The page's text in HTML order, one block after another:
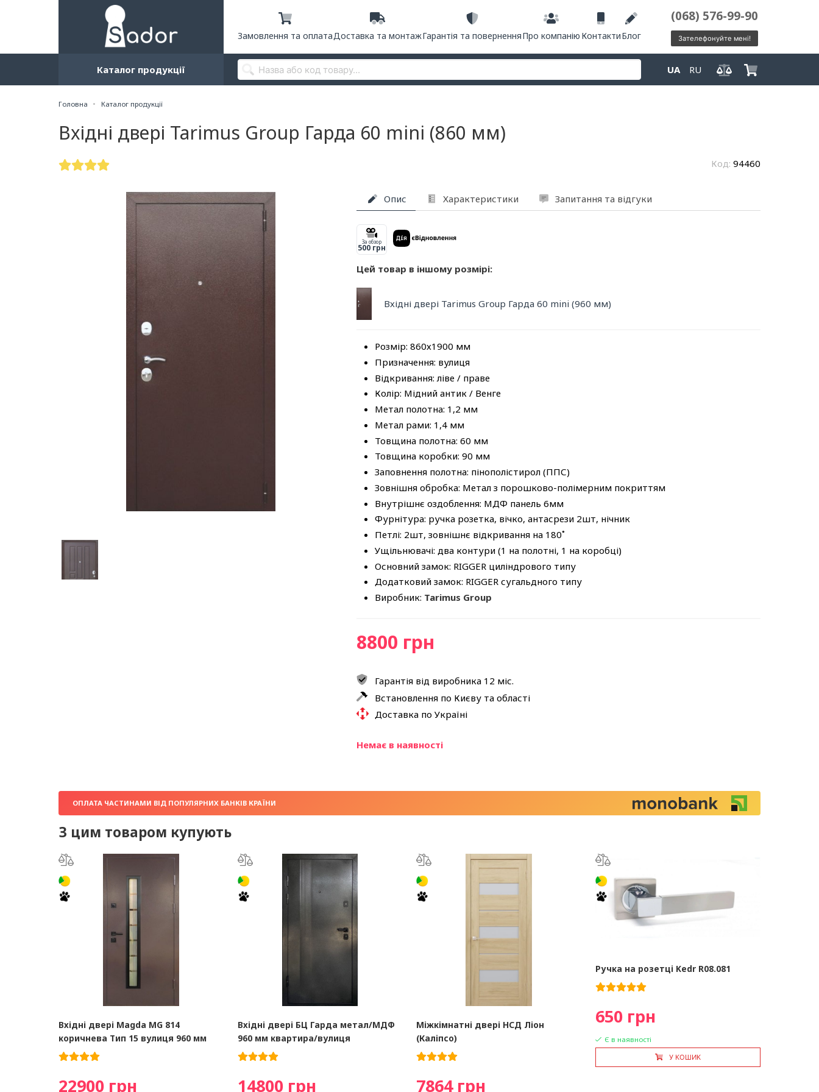
Замовлення та оплатаДоставка та монтажГарантія та поверненняПро компанію КонтактиБлог
(068) 576-99-90
Зателефонуйте мені!
Каталог продукції UA RU
Головна Каталог продукції
Вхідні двері Tarimus Group Гарда 60 mini (860 мм)
Код: 94460
Опис Характеристики Запитання та відгуки
За обзор
500 грн
Цей товар в іншому розмірі:
Вхідні двері Tarimus Group Гарда 60 mini (960 мм)
Розмір: 860х1900 мм
Призначення: вулиця
Відкривання: ліве / праве
Колір: Мідний антик / Венге
Метал полотна: 1,2 мм
Метал рами: 1,4 мм
Товщина полотна: 60 мм
Товщина коробки: 90 мм
Заповнення полотна: пінополістирол (ППС)
Зовнішня обробка: Метал з порошково-полімерним покриттям
Внутрішнє оздоблення: МДФ панель 6мм
Фурнітура: ручка розетка, вічко, антасрези 2шт, нічник
Петлі: 2шт, зовнішнє відкривання на 180˚
Ущільнювачі: два контури (1 на полотні, 1 на коробці)
Основний замок: RIGGER циліндрового типу
Додатковий замок: RIGGER сугальдного типу
Виробник: Tarimus Group
8800 грн
Гарантія від виробника 12 міс.
Встановлення по Києву та області
Доставка по Україні
Немає в наявності
ОПЛАТА ЧАСТИНАМИ ВІД ПОПУЛЯРНИХ БАНКІВ КРАЇНИ
З цим товаром купують
Вхідні двері Magda MG 814
коричнева Тип 15 вулиця 960 мм
22900 грн
Вхідні двері БЦ Гарда метал/МДФ
960 мм квартира/вулиця
14800 грн
Міжкімнатні двері НСД Ліон
(Каліпсо)
7864 грн
Ручка на розетці Kedr R08.081
650 грн
Є в наявності
У КОШИК